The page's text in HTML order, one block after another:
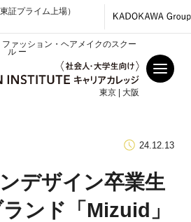
証プライム上場）
ァッション・ヘアメイクのスクー
ル ー
東京 | 大阪
24.12.13
デザイン卒業生
ンド「Mizuid」